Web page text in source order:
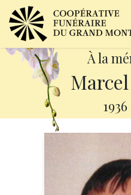
À la
1936